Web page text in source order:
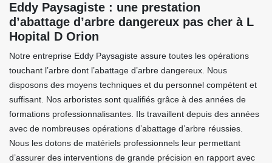
Eddy Paysagiste : une prestation
d’abattage d’arbre dangereux pas cher à L
Hopital D Orion
Notre entreprise Eddy Paysagiste assure toutes les opérations
touchant l’arbre dont l’abattage d’arbre dangereux. Nous
disposons des moyens techniques et du personnel compétent et
suffisant. Nos arboristes sont qualifiés grâce à des années de
formations professionnalisantes. Ils travaillent depuis des années
avec de nombreuses opérations d’abattage d’arbre réussies.
Nous les dotons de matériels professionnels leur permettant
d’assurer des interventions de grande précision en rapport avec